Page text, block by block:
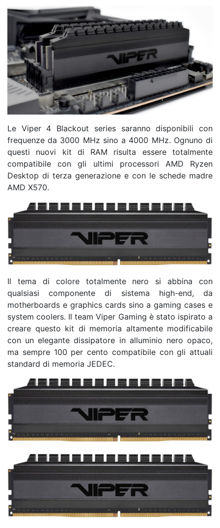
Le Viper 4 Blackout series saranno disponibili con
frequenze da 3000 MHz sino a 4000 MHz. Ognuno di
questi nuovi kit di RAM risulta essere totalmente
compatibile con gli ultimi processori AMD Ryzen
Desktop di terza generazione e con le schede madre
AMD X570.
Il tema di colore totalmente nero si abbina con
qualsiasi componente di sistema high-end, da
motherboards e graphics cards sino a gaming cases e
system coolers. Il team Viper Gaming è stato ispirato a
creare questo kit di memoria altamente modificabile
con un elegante dissipatore in alluminio nero opaco,
ma sempre 100 per cento compatibile con gli attuali
standard di memoria JEDEC.